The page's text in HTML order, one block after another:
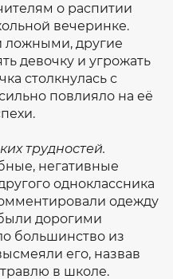
о распитии
вечеринке.
ложными, другие
девочку и угрожать
столкнулась с
повлияло на её
трудностей.
негативные
одноклассника
одежду
дорогими
большинство из
его, назвав
в школе.